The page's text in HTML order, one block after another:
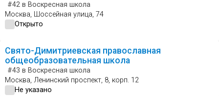
#42 в Воскресная школа
Москва, Шоссейная улица, 74
Открыто
Свято-Димитриевская православная
общеобразовательная школа
#43 в Воскресная школа
Москва, Ленинский проспект, 8, корп. 12
Не указано